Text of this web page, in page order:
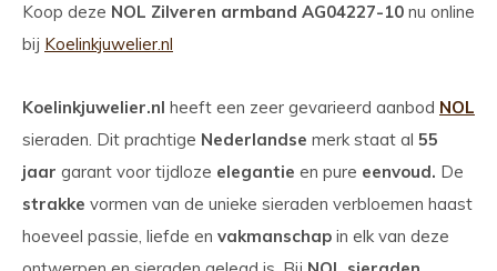
Koop deze NOL Zilveren armband AG04227-10 nu online
bij Koelinkjuwelier.nl
Koelinkjuwelier.nl heeft een zeer gevarieerd aanbod NOL
sieraden. Dit prachtige Nederlandse merk staat al 55
jaar garant voor tijdloze elegantie en pure eenvoud. De
strakke vormen van de unieke sieraden verbloemen haast
hoeveel passie, liefde en vakmanschap in elk van deze